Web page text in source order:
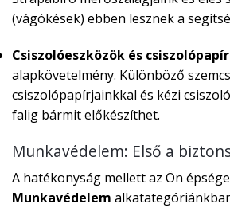
(vágókések) ebben lesznek a
Csiszolóeszközök és
alapkövetelmény. Különböző
csiszolópapírjainkkal és kézi
falig bármit előkészíthet.
Munkavédelem: Első a
A hatékonyság mellett az Ön
Munkavédelem